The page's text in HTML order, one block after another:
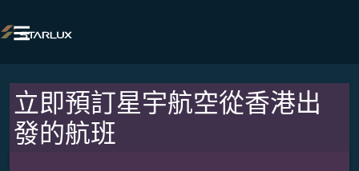

立即預訂星宇航空從香港出
發的航班